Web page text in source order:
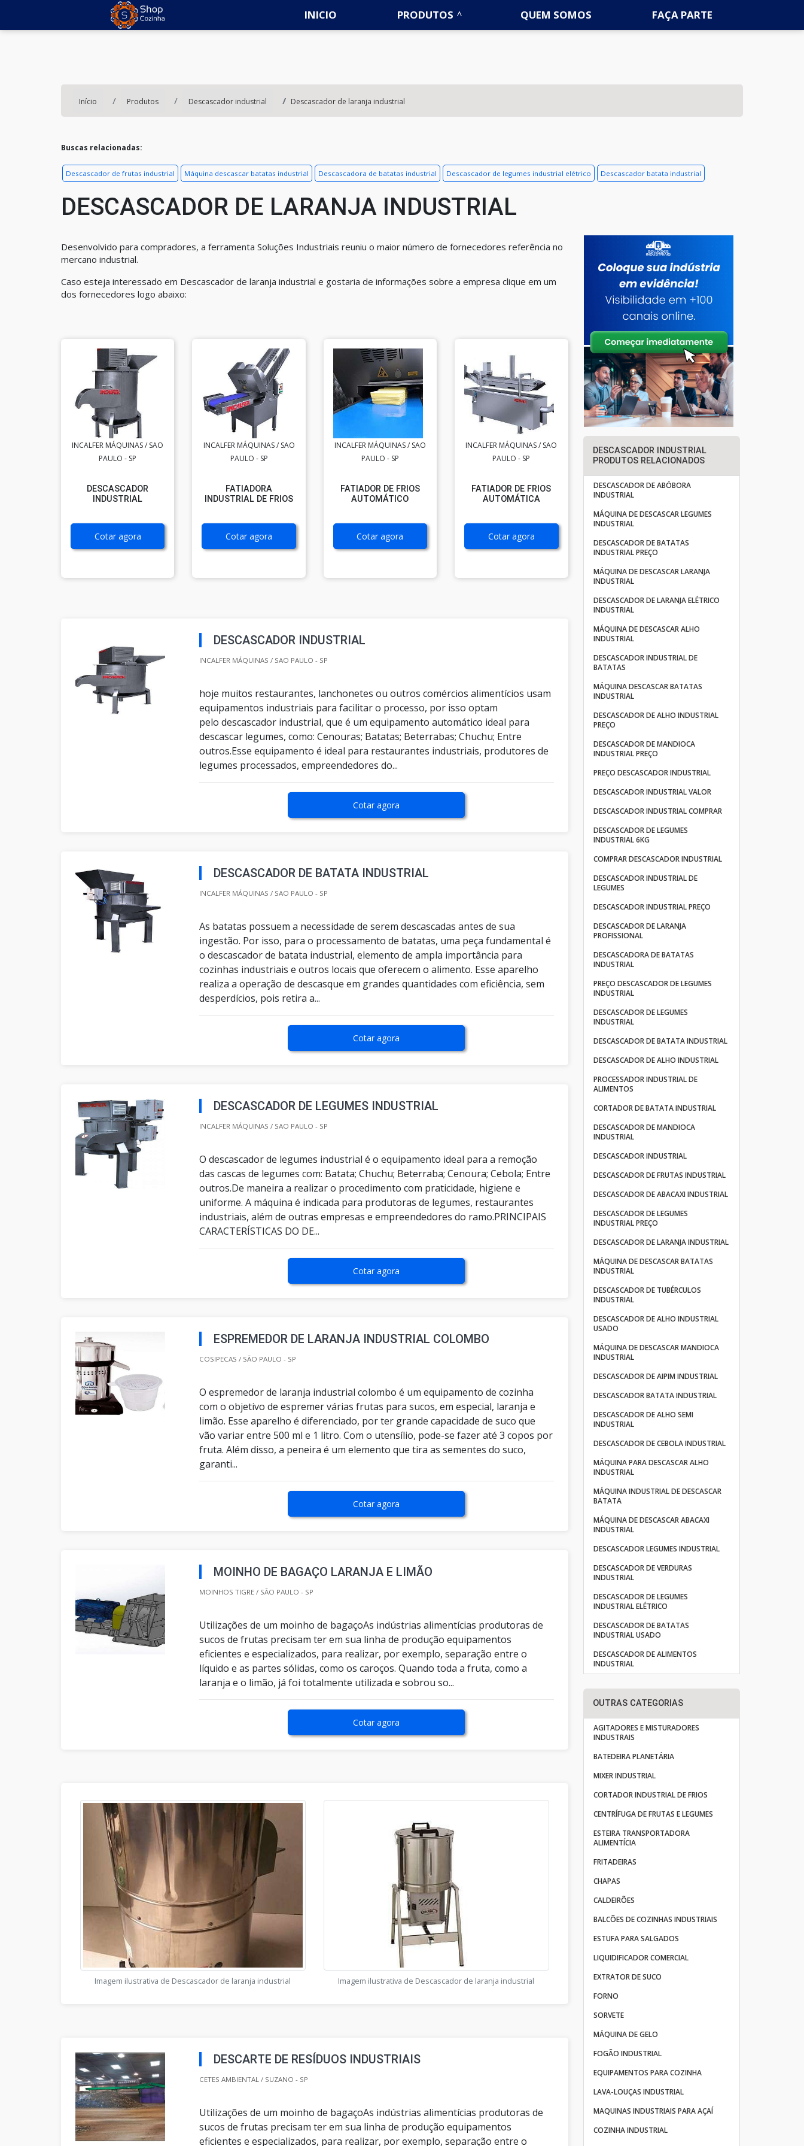
INICIO PRODUTOS QUEM SOMOS FAÇA PARTE
Início Produtos Descascador industrial Descascador de laranja industrial
Buscas relacionadas:
Descascador de frutas industrial Máquina descascar batatas industrial Descascadora de batatas industrial Descascador de legumes industrial elétrico Descascador batata industrial
DESCASCADOR DE LARANJA INDUSTRIAL
Desenvolvido para compradores, a ferramenta Soluções Industriais reuniu o maior número de fornecedores referência no
mercano industrial.
Caso esteja interessado em Descascador de laranja industrial e gostaria de informações sobre a empresa clique em um
dos fornecedores logo abaixo:
INCALFER MÁQUINAS / SAO
PAULO - SP
DESCASCADOR
INDUSTRIAL
Cotar agora
INCALFER MÁQUINAS / SAO
PAULO - SP
FATIADORA
INDUSTRIAL DE FRIOS
Cotar agora
INCALFER MÁQUINAS / SAO
PAULO - SP
FATIADOR DE FRIOS
AUTOMÁTICO
Cotar agora
INCALFER MÁQUINAS / SAO
PAULO - SP
FATIADOR DE FRIOS
AUTOMÁTICA
Cotar agora
DESCASCADOR INDUSTRIAL
INCALFER MÁQUINAS / SAO PAULO - SP
hoje muitos restaurantes, lanchonetes ou outros comércios alimentícios usam
equipamentos industriais para facilitar o processo, por isso optam
pelo descascador industrial, que é um equipamento automático ideal para
descascar legumes, como: Cenouras; Batatas; Beterrabas; Chuchu; Entre
outros.Esse equipamento é ideal para restaurantes industriais, produtores de
legumes processados, empreendedores do...
Cotar agora
DESCASCADOR DE BATATA INDUSTRIAL
INCALFER MÁQUINAS / SAO PAULO - SP
As batatas possuem a necessidade de serem descascadas antes de sua
ingestão. Por isso, para o processamento de batatas, uma peça fundamental é
o descascador de batata industrial, elemento de ampla importância para
cozinhas industriais e outros locais que oferecem o alimento. Esse aparelho
realiza a operação de descasque em grandes quantidades com eficiência, sem
desperdícios, pois retira a...
Cotar agora
DESCASCADOR DE LEGUMES INDUSTRIAL
INCALFER MÁQUINAS / SAO PAULO - SP
O descascador de legumes industrial é o equipamento ideal para a remoção
das cascas de legumes com: Batata; Chuchu; Beterraba; Cenoura; Cebola; Entre
outros.De maneira a realizar o procedimento com praticidade, higiene e
uniforme. A máquina é indicada para produtoras de legumes, restaurantes
industriais, além de outras empresas e empreendedores do ramo.PRINCIPAIS
CARACTERÍSTICAS DO DE...
Cotar agora
ESPREMEDOR DE LARANJA INDUSTRIAL COLOMBO
COSIPECAS / SÃO PAULO - SP
O espremedor de laranja industrial colombo é um equipamento de cozinha
com o objetivo de espremer várias frutas para sucos, em especial, laranja e
limão. Esse aparelho é diferenciado, por ter grande capacidade de suco que
vão variar entre 500 ml e 1 litro. Com o utensílio, pode-se fazer até 3 copos por
fruta. Além disso, a peneira é um elemento que tira as sementes do suco,
garanti...
Cotar agora
MOINHO DE BAGAÇO LARANJA E LIMÃO
MOINHOS TIGRE / SÃO PAULO - SP
Utilizações de um moinho de bagaçoAs indústrias alimentícias produtoras de
sucos de frutas precisam ter em sua linha de produção equipamentos
eficientes e especializados, para realizar, por exemplo, separação entre o
líquido e as partes sólidas, como os caroços. Quando toda a fruta, como a
laranja e o limão, já foi totalmente utilizada e sobrou so...
Cotar agora
Imagem ilustrativa de Descascador de laranja industrial Imagem ilustrativa de Descascador de laranja industrial
DESCARTE DE RESÍDUOS INDUSTRIAIS
CETES AMBIENTAL / SUZANO - SP
Utilizações de um moinho de bagaçoAs indústrias alimentícias produtoras de
sucos de frutas precisam ter em sua linha de produção equipamentos
eficientes e especializados, para realizar, por exemplo, separação entre o
DESCASCADOR INDUSTRIAL
PRODUTOS RELACIONADOS
DESCASCADOR DE ABÓBORA
INDUSTRIAL
MÁQUINA DE DESCASCAR LEGUMES
INDUSTRIAL
DESCASCADOR DE BATATAS
INDUSTRIAL PREÇO
MÁQUINA DE DESCASCAR LARANJA
INDUSTRIAL
DESCASCADOR DE LARANJA ELÉTRICO
INDUSTRIAL
MÁQUINA DE DESCASCAR ALHO
INDUSTRIAL
DESCASCADOR INDUSTRIAL DE
BATATAS
MÁQUINA DESCASCAR BATATAS
INDUSTRIAL
DESCASCADOR DE ALHO INDUSTRIAL
PREÇO
DESCASCADOR DE MANDIOCA
INDUSTRIAL PREÇO
PREÇO DESCASCADOR INDUSTRIAL
DESCASCADOR INDUSTRIAL VALOR
DESCASCADOR INDUSTRIAL COMPRAR
DESCASCADOR DE LEGUMES
INDUSTRIAL 6KG
COMPRAR DESCASCADOR INDUSTRIAL
DESCASCADOR INDUSTRIAL DE
LEGUMES
DESCASCADOR INDUSTRIAL PREÇO
DESCASCADOR DE LARANJA
PROFISSIONAL
DESCASCADORA DE BATATAS
INDUSTRIAL
PREÇO DESCASCADOR DE LEGUMES
INDUSTRIAL
DESCASCADOR DE LEGUMES
INDUSTRIAL
DESCASCADOR DE BATATA INDUSTRIAL
DESCASCADOR DE ALHO INDUSTRIAL
PROCESSADOR INDUSTRIAL DE
ALIMENTOS
CORTADOR DE BATATA INDUSTRIAL
DESCASCADOR DE MANDIOCA
INDUSTRIAL
DESCASCADOR INDUSTRIAL
DESCASCADOR DE FRUTAS INDUSTRIAL
DESCASCADOR DE ABACAXI INDUSTRIAL
DESCASCADOR DE LEGUMES
INDUSTRIAL PREÇO
DESCASCADOR DE LARANJA INDUSTRIAL
MÁQUINA DE DESCASCAR BATATAS
INDUSTRIAL
DESCASCADOR DE TUBÉRCULOS
INDUSTRIAL
DESCASCADOR DE ALHO INDUSTRIAL
USADO
MÁQUINA DE DESCASCAR MANDIOCA
INDUSTRIAL
DESCASCADOR DE AIPIM INDUSTRIAL
DESCASCADOR BATATA INDUSTRIAL
DESCASCADOR DE ALHO SEMI
INDUSTRIAL
DESCASCADOR DE CEBOLA INDUSTRIAL
MÁQUINA PARA DESCASCAR ALHO
INDUSTRIAL
MÁQUINA INDUSTRIAL DE DESCASCAR
BATATA
MÁQUINA DE DESCASCAR ABACAXI
INDUSTRIAL
DESCASCADOR LEGUMES INDUSTRIAL
DESCASCADOR DE VERDURAS
INDUSTRIAL
DESCASCADOR DE LEGUMES
INDUSTRIAL ELÉTRICO
DESCASCADOR DE BATATAS
INDUSTRIAL USADO
DESCASCADOR DE ALIMENTOS
INDUSTRIAL
OUTRAS CATEGORIAS
AGITADORES E MISTURADORES
INDUSTRAIS
BATEDEIRA PLANETÁRIA
MIXER INDUSTRIAL
CORTADOR INDUSTRIAL DE FRIOS
CENTRÍFUGA DE FRUTAS E LEGUMES
ESTEIRA TRANSPORTADORA
ALIMENTÍCIA
FRITADEIRAS
CHAPAS
CALDEIRÕES
BALCÕES DE COZINHAS INDUSTRIAIS
ESTUFA PARA SALGADOS
LIQUIDIFICADOR COMERCIAL
EXTRATOR DE SUCO
FORNO
SORVETE
MÁQUINA DE GELO
FOGÃO INDUSTRIAL
EQUIPAMENTOS PARA COZINHA
LAVA-LOUÇAS INDUSTRIAL
MAQUINAS INDUSTRIAIS PARA AÇAÍ
COZINHA INDUSTRIAL